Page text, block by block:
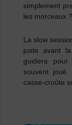
simplement
les morceaux ?
La slow
juste avant
guidera
souvent
casse-croûte